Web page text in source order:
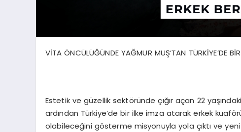
VİTA ÖNCÜLÜĞÜNDE YAĞMUR MUŞ’TAN TÜRKİYE’DE BİR
Estetik ve güzellik sektöründe çığır açan 22
ardından Türkiye’de bir ilke imza atarak erkek
olabileceğini gösterme misyonuyla yola çıktı ve